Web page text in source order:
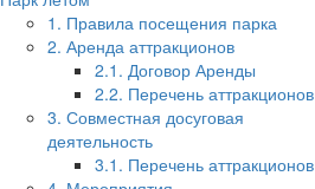
1. Правила посещения парка
2. Аренда аттракционов
2.1. Договор Аренды
2.2. Перечень аттракционов
3. Совместная досуговая
деятельность
3.1. Перечень аттракционов